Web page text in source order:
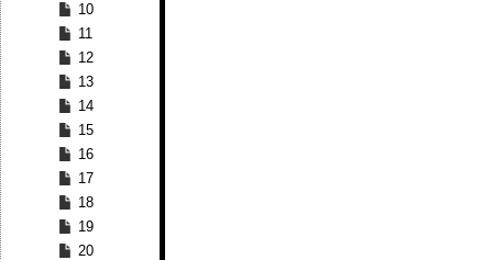
10
11
12
13
14
15
16
17
18
19
20